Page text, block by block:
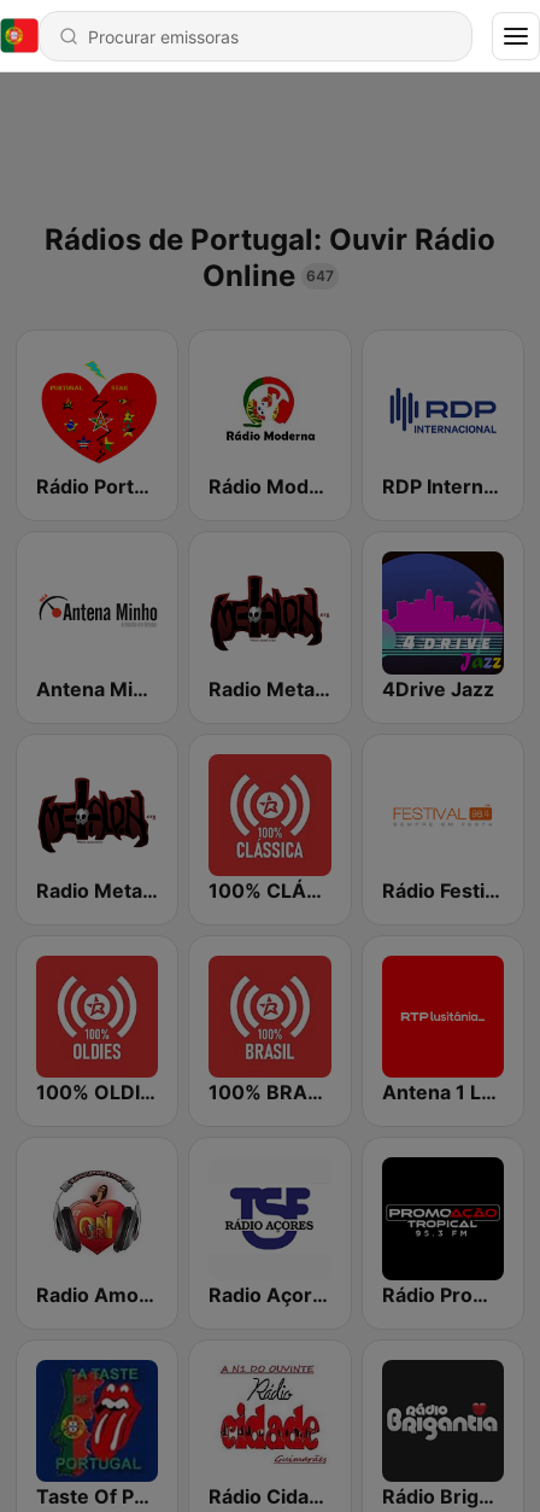
Rádios de Portugal: Ouvir Rádio
Online
647
Rádio Portugal Star Rádio Moderna Portugal RDP Internacional
Antena Minho Radio Metal On: The Heavy 4Drive Jazz
Radio Metal On: The Thrasher 100% CLÁSSICA Rádio Festival Madeira
100% OLDIES 100% BRASIL Antena 1 Lusitânia
Radio Amor Eterno Radio Açores TSF Rádio PromoAção Tropical 95.3 FM
Taste Of Portugal Radio Rádio Cidade Guimaraes Rádio Brigantia